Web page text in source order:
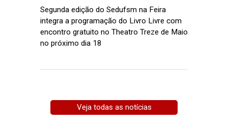
Segunda edição do Sedufsm na Feira
integra a programação do Livro Livre com
encontro gratuito no Theatro Treze de Maio
no próximo dia 18
Veja todas as notícias